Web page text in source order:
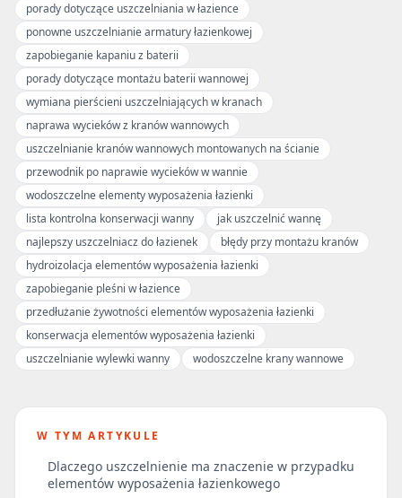
porady dotyczące uszczelniania w łazience
ponowne uszczelnianie armatury łazienkowej
zapobieganie kapaniu z baterii
porady dotyczące montażu baterii wannowej
wymiana pierścieni uszczelniających w kranach
naprawa wycieków z kranów wannowych
uszczelnianie kranów wannowych montowanych na ścianie
przewodnik po naprawie wycieków w wannie
wodoszczelne elementy wyposażenia łazienki
lista kontrolna konserwacji wanny
jak uszczelnić wannę
najlepszy uszczelniacz do łazienek
błędy przy montażu kranów
hydroizolacja elementów wyposażenia łazienki
zapobieganie pleśni w łazience
przedłużanie żywotności elementów wyposażenia łazienki
konserwacja elementów wyposażenia łazienki
uszczelnianie wylewki wanny
wodoszczelne krany wannowe
W TYM ARTYKULE
Dlaczego uszczelnienie ma znaczenie w przypadku
elementów wyposażenia łazienkowego